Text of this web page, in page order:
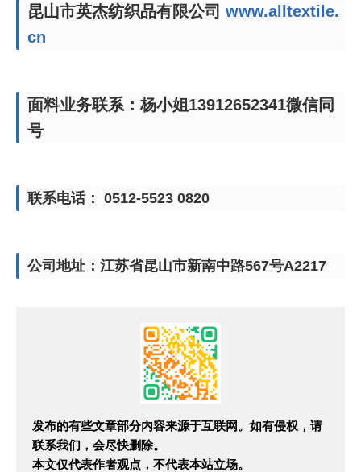
昆山市英杰纺织品有限公司 www.alltextile.
cn
面料业务联系：杨小姐13912652341微信同
号
联系电话： 0512-5523 0820
公司地址：江苏省昆山市新南中路567号A2217
发布的有些文章部分内容来源于互联网。如有侵权，请
联系我们，会尽快删除。
本文仅代表作者观点，不代表本站立场。